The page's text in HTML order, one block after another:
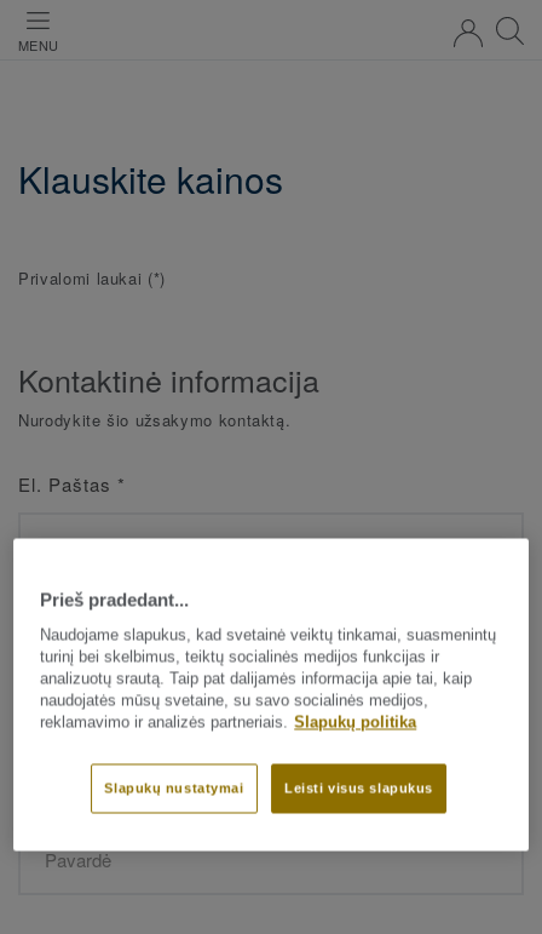
MENU
Klauskite kainos
Privalomi laukai (*)
Kontaktinė informacija
Nurodykite šio užsakymo kontaktą.
El. Paštas *
Vardas*
*
Prieš pradedant...
Naudojame slapukus, kad svetainė veiktų tinkamai, suasmenintų
turinį bei skelbimus, teiktų socialinės medijos funkcijas ir
analizuotų srautą. Taip pat dalijamės informacija apie tai, kaip
naudojatės mūsų svetaine, su savo socialinės medijos,
reklamavimo ir analizės partneriais. Slapukų politika
Leisti visus slapukus
Slapukų nustatymai